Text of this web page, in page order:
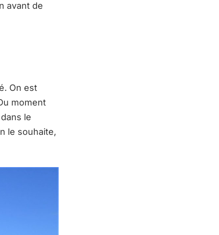
avant de
On est
moment
le
le souhaite,